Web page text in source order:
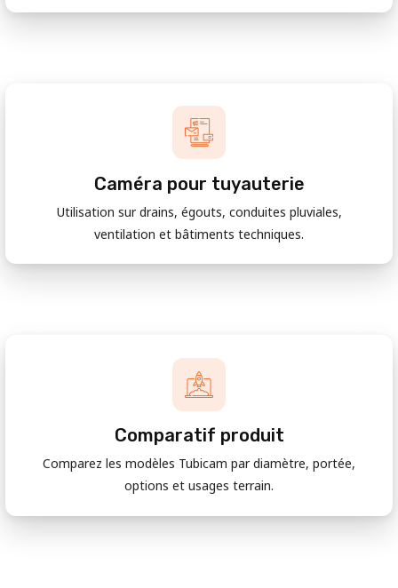
Caméra pour tuyauterie
Utilisation sur drains, égouts, conduites pluviales,
ventilation et bâtiments techniques.
Comparatif produit
Comparez les modèles Tubicam par diamètre, portée,
options et usages terrain.